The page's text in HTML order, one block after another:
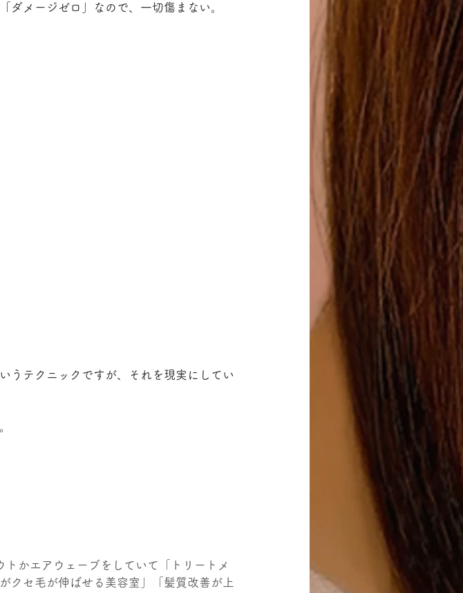
ダメージゼロ」なので、一切傷まない。
うテクニックですが、それを現実にしてい
かエアウェーブをしていて「トリートメ
クセ毛が伸ばせる美容室」「髪質改善が上